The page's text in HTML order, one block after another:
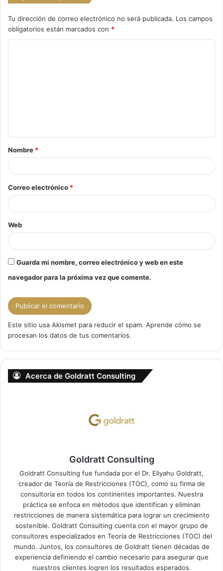
Tu dirección de correo electrónico no será publicada. Los campos
obligatorios están marcados con *
a
r
i
*
Nombre *
Correo electrónico *
Web
Guarda mi nombre, correo electrónico y web en este
navegador para la próxima vez que comente.
Este sitio usa Akismet para reducir el spam. Aprende cómo se
procesan los datos de tus comentarios.
Acerca de Goldratt Consulting
Goldratt Consulting
Goldratt Consulting fue fundada por el Dr. Eliyahu Goldratt,
creador de Teoría de Restricciones (TOC), como su firma de
consultoría en todos los continentes importantes. Nuestra
práctica se enfoca en métodos que identifican y eliminan
restricciones de manera sistemática para lograr un crecimiento
sostenible. Goldratt Consulting cuenta con el mayor grupo de
consultores especializados en Teoría de Restricciones (TOC) del
mundo. Juntos, los consultores de Goldratt tienen décadas de
experiencia definiendo el cambio necesario para asegurar que
nuestros clientes logren los resultados esperados.